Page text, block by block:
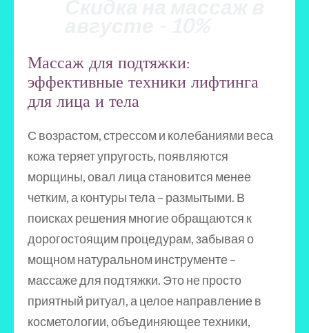
Массаж для подтяжки:
эффективные техники лифтинга
для лица и тела
С возрастом, стрессом и колебаниями веса
кожа теряет упругость, появляются
морщины, овал лица становится менее
четким, а контуры тела – размытыми. В
поисках решения многие обращаются к
дорогостоящим процедурам, забывая о
мощном натуральном инструменте –
массаже для подтяжки. Это не просто
приятный ритуал, а целое направление в
косметологии, объединяющее техники,